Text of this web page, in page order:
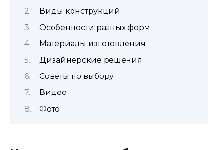
Виды конструкций
Особенности разных форм
Материалы изготовления
Дизайнерские решения
Советы по выбору
Видео
Фото